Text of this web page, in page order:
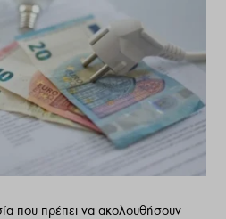
που πρέπει να ακολουθήσουν